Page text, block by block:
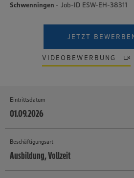
Schwenningen - Job-ID ESW-EH-38311
JETZT
VIDEOBEWERBUNG
Eintrittsdatum
01.09.2026
Beschäftigungsart
Ausbildung, Vollzeit